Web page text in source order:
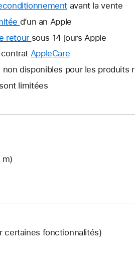
avant la vente
Une
nouvelle
s’ouvre.
d’un an Apple
retour Une
nouvelle
s’ouvre.
sous 14 jours Apple
AppleCare
nouvelle
disponibles pour les produits
limitées
m)
certaines fonctionnalités)